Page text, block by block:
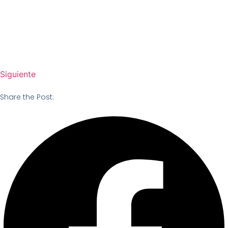
Siguiente
Share the Post: